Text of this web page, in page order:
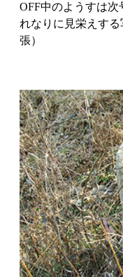
OFF中のようすは
れなりに見栄えす
張）